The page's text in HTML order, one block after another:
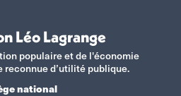
Léo Lagrange
populaire et de l'économie
d’utilité publique.
national